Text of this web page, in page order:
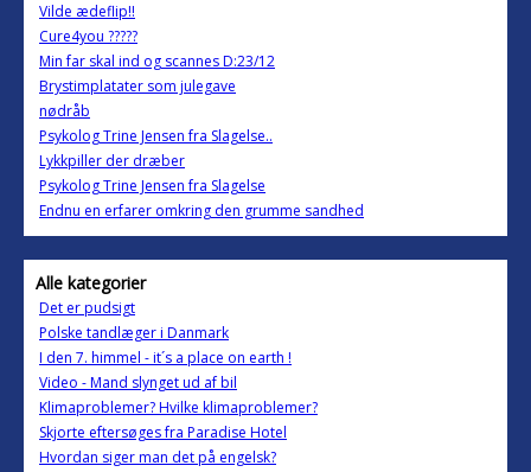
Vilde ædeflip!!
Cure4you ?????
Min far skal ind og scannes D:23/12
Brystimplatater som julegave
nødråb
Psykolog Trine Jensen fra Slagelse..
Lykkpiller der dræber
Psykolog Trine Jensen fra Slagelse
Endnu en erfarer omkring den grumme sandhed
Alle kategorier
Det er pudsigt
Polske tandlæger i Danmark
I den 7. himmel - it´s a place on earth !
Video - Mand slynget ud af bil
Klimaproblemer? Hvilke klimaproblemer?
Skjorte eftersøges fra Paradise Hotel
Hvordan siger man det på engelsk?